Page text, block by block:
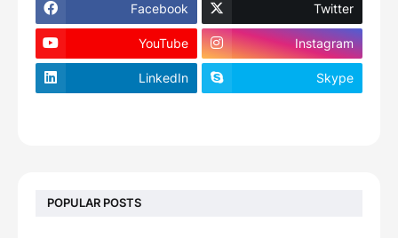
Facebook Twitter
YouTube Instagram
LinkedIn Skype
POPULAR POSTS